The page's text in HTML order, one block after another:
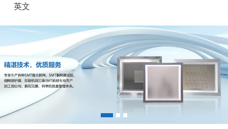
英文